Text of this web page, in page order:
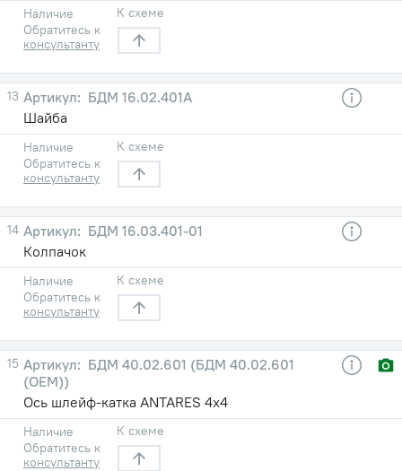
Наличие
Обратитесь к
консультанту
К схеме
13
БДМ 16.02.401А
Шайба
Наличие
Обратитесь к
консультанту
К схеме
14
БДМ 16.03.401-01
Колпачок
Наличие
Обратитесь к
консультанту
К схеме
15
БДМ 40.02.601 (БДМ 40.02.601
(ОЕМ))
Ось шлейф-катка ANTARES 4x4
Наличие
Обратитесь к
консультанту
К схеме